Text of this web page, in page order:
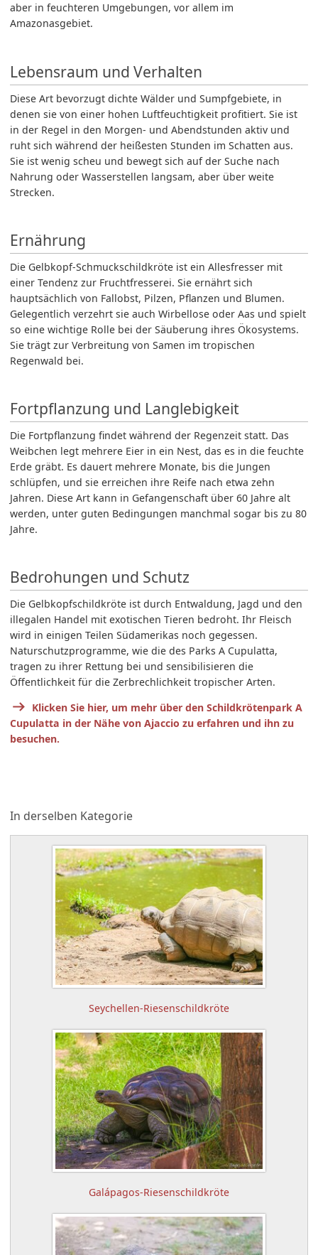
aber in feuchteren Umgebungen, vor allem im
Amazonasgebiet.
Lebensraum und Verhalten
Diese Art bevorzugt dichte Wälder und Sumpfgebiete, in
denen sie von einer hohen Luftfeuchtigkeit profitiert. Sie ist
in der Regel in den Morgen- und Abendstunden aktiv und
ruht sich während der heißesten Stunden im Schatten aus.
Sie ist wenig scheu und bewegt sich auf der Suche nach
Nahrung oder Wasserstellen langsam, aber über weite
Strecken.
Ernährung
Die Gelbkopf-Schmuckschildkröte ist ein Allesfresser mit
einer Tendenz zur Fruchtfresserei. Sie ernährt sich
hauptsächlich von Fallobst, Pilzen, Pflanzen und Blumen.
Gelegentlich verzehrt sie auch Wirbellose oder Aas und spielt
so eine wichtige Rolle bei der Säuberung ihres Ökosystems.
Sie trägt zur Verbreitung von Samen im tropischen
Regenwald bei.
Fortpflanzung und Langlebigkeit
Die Fortpflanzung findet während der Regenzeit statt. Das
Weibchen legt mehrere Eier in ein Nest, das es in die feuchte
Erde gräbt. Es dauert mehrere Monate, bis die Jungen
schlüpfen, und sie erreichen ihre Reife nach etwa zehn
Jahren. Diese Art kann in Gefangenschaft über 60 Jahre alt
werden, unter guten Bedingungen manchmal sogar bis zu 80
Jahre.
Bedrohungen und Schutz
Die Gelbkopfschildkröte ist durch Entwaldung, Jagd und den
illegalen Handel mit exotischen Tieren bedroht. Ihr Fleisch
wird in einigen Teilen Südamerikas noch gegessen.
Naturschutzprogramme, wie die des Parks A Cupulatta,
tragen zu ihrer Rettung bei und sensibilisieren die
Öffentlichkeit für die Zerbrechlichkeit tropischer Arten.
Klicken Sie hier, um mehr über den Schildkrötenpark A
Cupulatta in der Nähe von Ajaccio zu erfahren und ihn zu
besuchen.
In derselben Kategorie
Seychellen-Riesenschildkröte
Galápagos-Riesenschildkröte